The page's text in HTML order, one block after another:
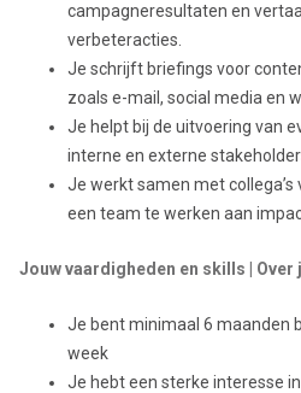
campagneresultaten en
verbeteracties.
Je schrijft briefings voor
zoals e-mail, social media en
Je helpt bij de uitvoering van
interne en externe
Je werkt samen met
een team te werken aan
Jouw vaardigheden en skills |
Je bent minimaal 6 maanden
week
Je hebt een sterke interesse